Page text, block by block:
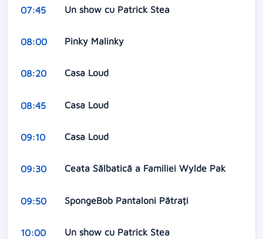
07:45 Un show cu Patrick Stea
08:00 Pinky Malinky
08:20 Casa Loud
08:45 Casa Loud
09:10 Casa Loud
09:30 Ceata Sălbatică a Familiei Wylde Pak
09:50 SpongeBob Pantaloni Pătrați
10:00 Un show cu Patrick Stea